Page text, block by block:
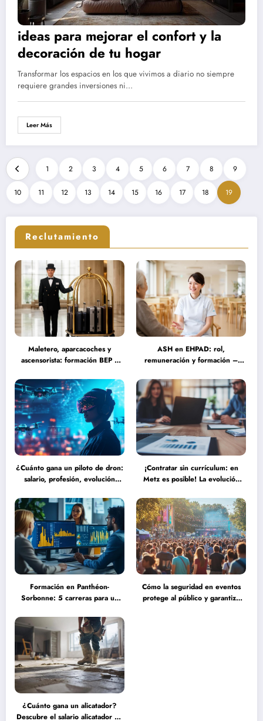
Reclutamiento
Maletero, aparcacoches y
ascensorista: formación BEP y
semana en establecimientos de
lujo
ASH en EHPAD: rol,
remuneración y formación –
misiones del personal de servicio
hospitalario
¿Cuánto gana un piloto de dron:
salario, profesión, evolución
tecnologías autónomas
¡Contratar sin currículum: en
Metz es posible! La evolución
más humanos y eficaces
Formación en Panthéon-
Sorbonne: 5 carreras para un
financiera que transformarán tu
futuro
Cómo la seguridad en eventos
protege al público y garantiza
¿Cuánto gana un alicatador?
Descubre el salario alicatador de
ideas para mejorar el confort y la
decoración de tu hogar
Transformar los espacios en los que vivimos a diario no siempre
requiere grandes inversiones ni…
Leer Más
1 2 3 4 5 6 7 8 9
10 11 12 13 14 15 16 17 18 19